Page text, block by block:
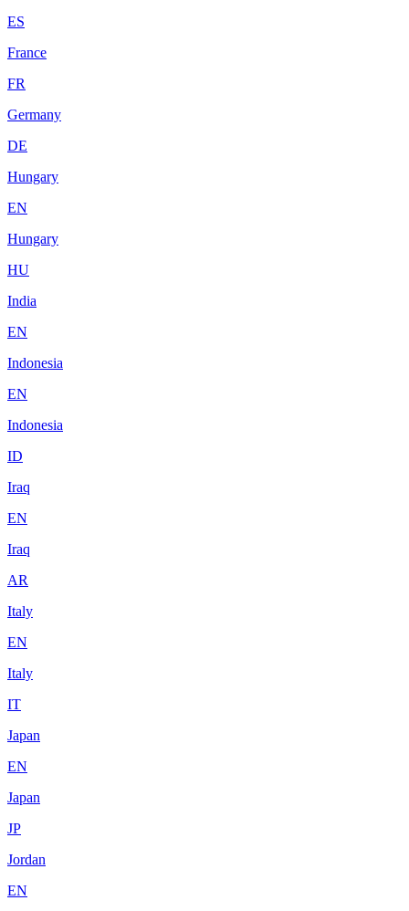
ES
France
FR
Germany
DE
Hungary
EN
Hungary
HU
India
EN
Indonesia
EN
Indonesia
ID
Iraq
EN
Iraq
AR
Italy
EN
Italy
IT
Japan
EN
Japan
JP
Jordan
EN